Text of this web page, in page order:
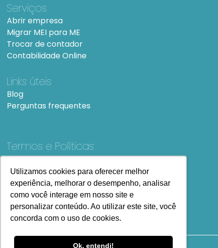
Utilizamos cookies para oferecer melhor
experiência, melhorar o desempenho, analisar
como você interage em nosso site e
personalizar conteúdo. Ao utilizar este site, você
concorda com o uso de cookies.
Ok, entendi!
Utilizamos cookies para oferecer melhor
experiência, melhorar o desempenho, analisar
como você interage em nosso site e
personalizar conteúdo. Ao utilizar este site, você
concorda com o uso de cookies.
Ok, entendi!
Serviços
Abrir empresa
Migrar MEI para ME
Trocar de contador
Contabilidade Online
Links úteis
Blog
Perguntas frequentes
Termos e Políticas
Termos e condições de UsoSiteMap